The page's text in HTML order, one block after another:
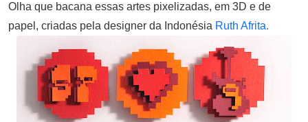
Olha que bacana essas artes pixelizadas, em 3D e de
papel, criadas pela designer da Indonésia Ruth Afrita.